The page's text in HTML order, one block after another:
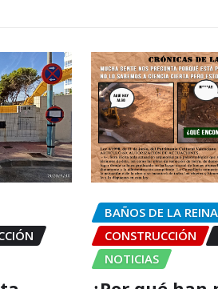
BAÑOS DE LA REINA
CONSTRUCCIÓN
NOTICIAS